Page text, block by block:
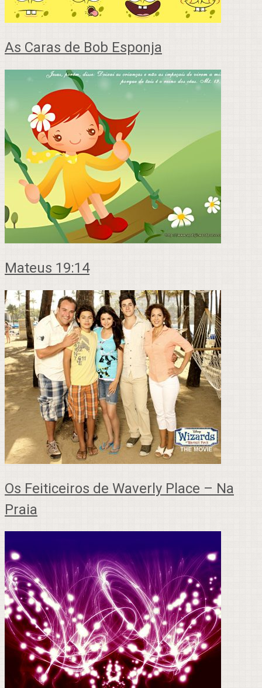
As Caras de Bob Esponja
Mateus 19:14
Os Feiticeiros de Waverly Place – Na
Praia